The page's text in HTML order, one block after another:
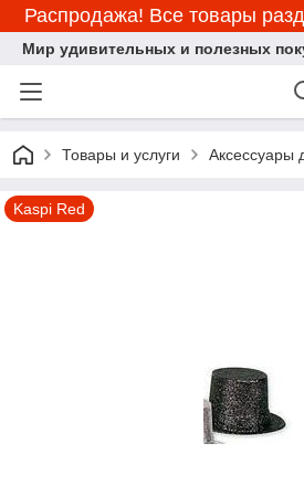
Распродажа! Все товары
Мир удивительных и полезных
Товары и услуги Аксессуары
Kaspi Red